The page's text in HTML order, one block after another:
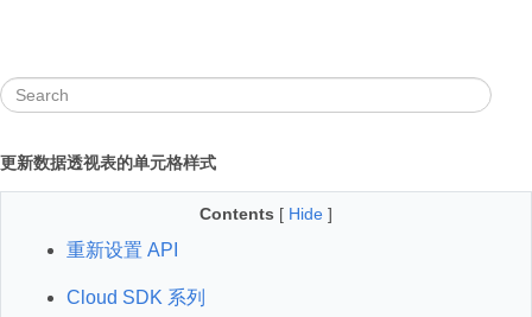
更新数据透视表的单元格样式
Contents [ Hide ]
重新设置 API
Cloud SDK 系列